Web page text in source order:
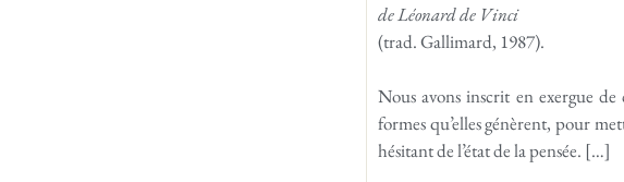
de Léonard de Vinci
(trad. Gallimard, 1987).
Nous avons inscrit en exergue
formes qu’elles génèrent, pour
hésitant de l’état de la pensée. […]